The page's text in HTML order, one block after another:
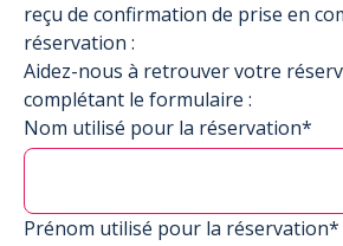
reçu de confirmation de prise en
réservation :
Aidez-nous à retrouver votre
complétant le formulaire :
Nom utilisé pour la réservation*
Prénom utilisé pour la réservation*